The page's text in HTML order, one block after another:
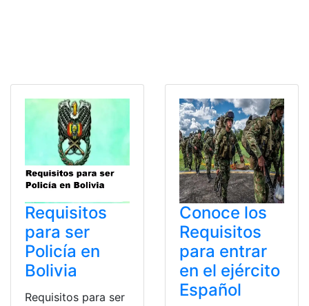
Requisitos
para ser
Policía en
Bolivia
Requisitos para ser
Conoce los
Requisitos
para entrar
en el ejército
Español